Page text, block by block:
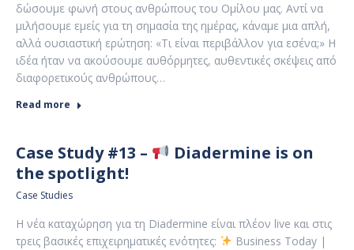
δώσουμε φωνή στους ανθρώπους του Ομίλου μας. Αντί να
μιλήσουμε εμείς για τη σημασία της ημέρας, κάναμε μια απλή,
αλλά ουσιαστική ερώτηση: «Τι είναι περιβάλλον για εσένα;» Η
ιδέα ήταν να ακούσουμε αυθόρμητες, αυθεντικές σκέψεις από
διαφορετικούς ανθρώπους…
Read more
Case Study #13 –
Diadermine is on
the spotlight!
Case Studies
Η νέα καταχώρηση για τη Diadermine είναι πλέον live και στις
τρεις βασικές επιχειρηματικές ενότητες:
Business Today |